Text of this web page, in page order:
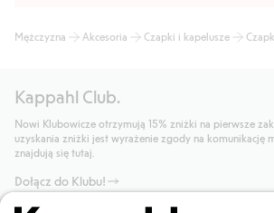
Mężczyzna Akcesoria Czapki i kapelusze
Kappahl Club.
Nowi Klubowicze otrzymują 15% zniżki na pierwsze
uzyskania zniżki jest wyrażenie zgody na komunikację
znajdują się tutaj.
Dołącz do Klubu!